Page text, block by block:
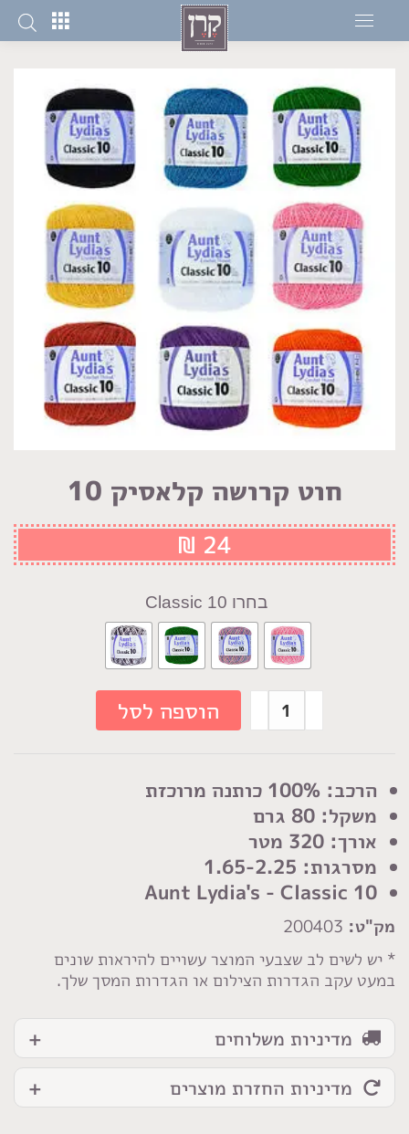
חוט קרושה קלאסיק 10
הרכב: 100% כותנה מרוכזת
משקל: 80 גרם
אורך: 320 מטר
מסרגות: 1.65-2.25
Aunt Lydia's - Classic 10
מק"ט:
* יש לשים לב שצבעי המוצר עשויים להיראות שונים
במעט עקב הגדרות הצילום או הגדרות המסך שלך.
₪ 24
Classic 10
כמות
של
קרושה
קלאסיק
10
הוספה לסל
מדיניות משלוחים
מדיניות החזרת מוצרים